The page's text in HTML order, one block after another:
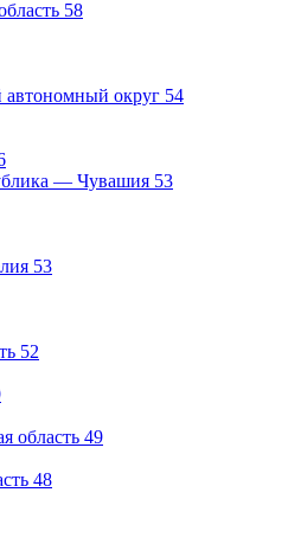
58
округ 54
— Чувашия 53
53
52
область 49
48